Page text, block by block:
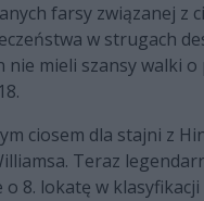
farsy związanej z
w strugach
mieli szansy walki
ciosem dla stajni z
Teraz
8. lokatę w